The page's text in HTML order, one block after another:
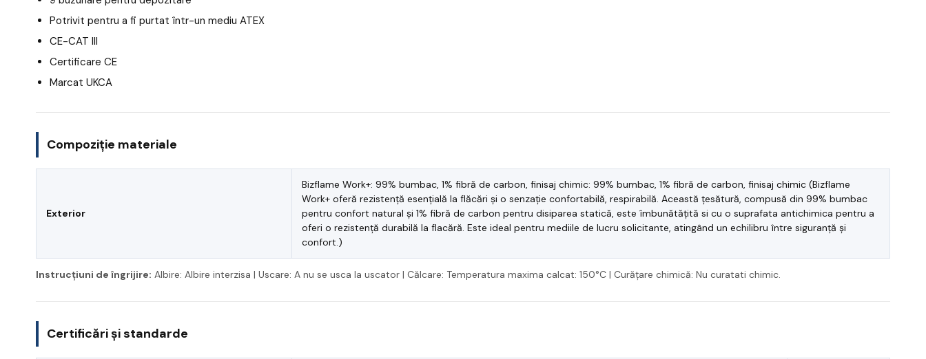
Potrivit pentru a fi purtat într-un mediu ATEX
CE-CAT III
Certificare CE
Marcat UKCA
Compoziție materiale
Exterior
Bizflame Work+: 99% bumbac, 1% fibră de carbon, finisaj chimic: 99% bumbac, 1% fibră de carbon, finisaj chimic (Bizflame
Work+ oferă rezistență esențială la flăcări și o senzație confortabilă, respirabilă. Această țesătură, compusă din 99% bumbac
pentru confort natural și 1% fibră de carbon pentru disiparea statică, este îmbunătățită si cu o suprafata antichimica pentru a
oferi o rezistență durabilă la flacără. Este ideal pentru mediile de lucru solicitante, atingând un echilibru între siguranță și
confort.)
Instrucțiuni de îngrijire: Albire: Albire interzisa | Uscare: A nu se usca la uscator | Călcare: Temperatura maxima calcat: 150°C | Curățare chimică: Nu curatati chimic.
Certificări și standarde